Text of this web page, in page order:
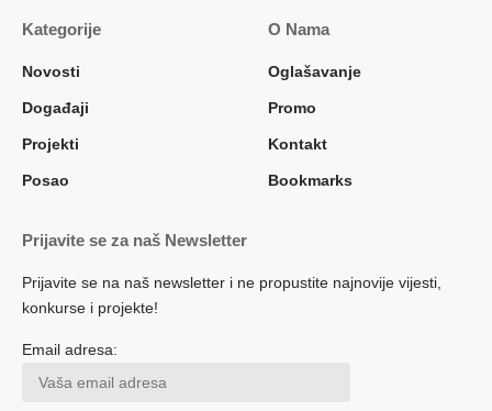
Kategorije
Novosti
Događaji
Projekti
Posao
O Nama
Oglašavanje
Promo
Kontakt
Bookmarks
Prijavite se za naš Newsletter
Prijavite se na naš newsletter i ne propustite najnovije vijesti,
konkurse i projekte!
Email adresa: